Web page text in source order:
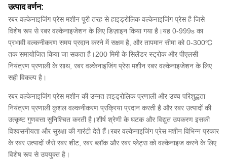
उत्पाद वर्णन:
रबर वल्केनाइजिंग प्रेस मशीन पूरी तरह से हाइड्रोलिक वल्केनाइजिंग प्रेस है जिसे
विशेष रूप से रबर वल्केनाइजेशन के लिए डिज़ाइन किया गया है।यह 0-999s का
प्रभावी वल्कनीकरण समय प्रदान करने में सक्षम है, और तापमान सीमा को 0-300℃
तक समायोजित किया जा सकता है।200 मिमी के सिलेंडर स्ट्रोक और पीएलसी
नियंत्रण प्रणाली के साथ, रबर वल्केनाइजिंग प्रेस मशीन रबर वल्केनाइजेशन के लिए
सही विकल्प है।
रबर वल्केनाइजिंग प्रेस मशीन की उन्नत हाइड्रोलिक प्रणाली और उच्च परिशुद्धता
नियंत्रण प्रणाली कुशल वल्कनीकरण प्रक्रिया प्रदान करती है और रबर उत्पादों की
उत्कृष्ट गुणवत्ता सुनिश्चित करती है।शीर्ष श्रेणी के घटक और विद्युत उपकरण इसकी
विश्वसनीयता और सुरक्षा की गारंटी देते हैं।रबर वल्केनाइजिंग प्रेस मशीन विभिन्न प्रकार
के रबर उत्पादों जैसे रबर शीट, रबर ब्लॉक और रबर प्लेट्स को वल्केनाइज करने के लिए
विशेष रूप से उपयुक्त है।